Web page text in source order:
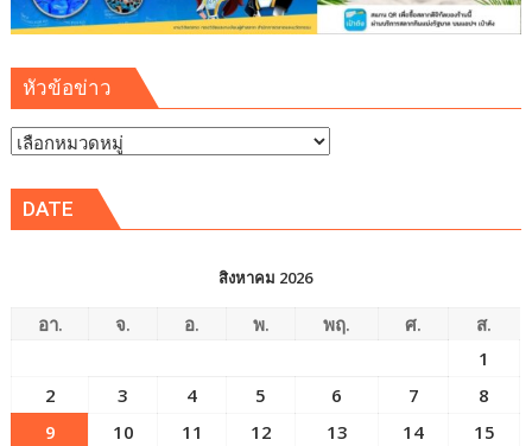
หัวข้อข่าว
หัวข้อ
DATE
สิงหาคม 2026
อา. จ. อ. พ. พฤ. ศ.
ส.
1
2
3 4 5 6 7
8
9
10 11 12 13 14
15